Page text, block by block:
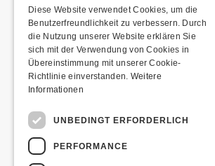
Diese Website verwendet Cookies, um die
Benutzerfreundlichkeit zu verbessern. Durch
die Nutzung unserer Website erklären Sie
sich mit der Verwendung von Cookies in
Übereinstimmung mit unserer Cookie-
Richtlinie einverstanden. Weitere
Informationen
UNBEDINGT ERFORDERLICH
PERFORMANCE